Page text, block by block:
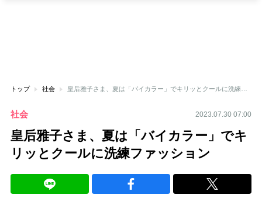
トップ 社会
社会 2023.07.30 07:00
皇后雅子さま、夏は「バイカラー」でキ
リッとクールに洗練ファッション